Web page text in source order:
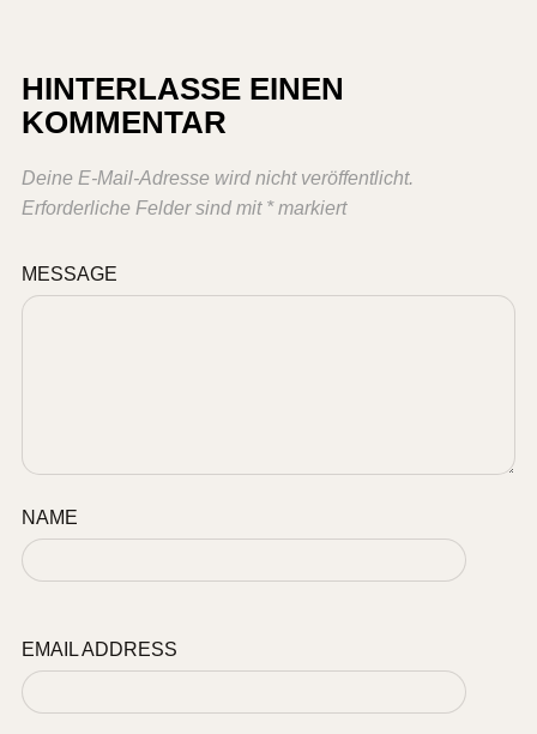
HINTERLASSE EINEN
KOMMENTAR
Deine E-Mail-Adresse wird nicht veröffentlicht.
Erforderliche Felder sind mit *markiert
MESSAGE
NAME
EMAIL ADDRESS